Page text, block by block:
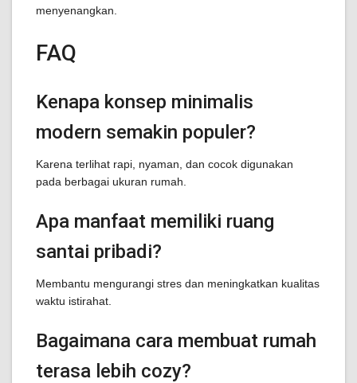
menyenangkan.
FAQ
Kenapa konsep minimalis
modern semakin populer?
Karena terlihat rapi, nyaman, dan cocok digunakan
pada berbagai ukuran rumah.
Apa manfaat memiliki ruang
santai pribadi?
Membantu mengurangi stres dan meningkatkan kualitas
waktu istirahat.
Bagaimana cara membuat rumah
terasa lebih cozy?